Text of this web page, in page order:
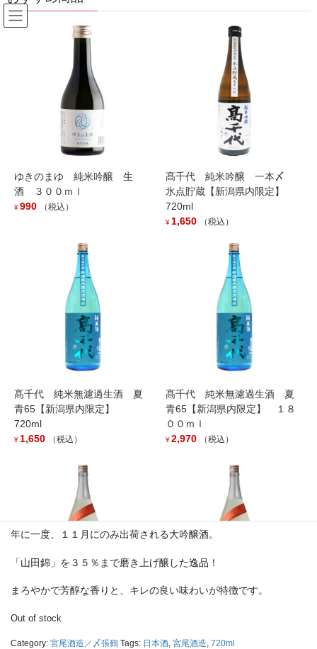
コ
ン
ナ
ビ
Products outofstock 〆張鶴 大吟醸 金ラベル ７２０ｍｌ
〆張鶴 大吟醸 金ラベル ７２０ｍ
（税込）
年に一度、１１月にのみ出荷される大吟醸酒。
「山田錦」を３５％まで磨き上げ醸した逸品！
まろやかで芳醇な香りと、キレの良い味わいが特徴です。
Out of stock
Category: 宮尾酒造／〆張鶴 Tags: 日本酒 宮尾酒造 720ml
ゆきのまゆ 純米吟醸 生
酒 ３００ｍｌ
¥990 （税込）
髙千代 純米吟醸 一本〆
氷点貯蔵【新潟県内限定】
720ml
¥1,650 （税込）
髙千代 純米無濾過生酒 夏
青65【新潟県内限定】
720ml
¥1,650 （税込）
髙千代 純米無濾過生酒 夏
青65【新潟県内限定】 １８
００ｍｌ
¥2,970 （税込）
髙千代 辛口純米+１９ おり
¥2,750 （税込） ¥ 1,375 （税込）